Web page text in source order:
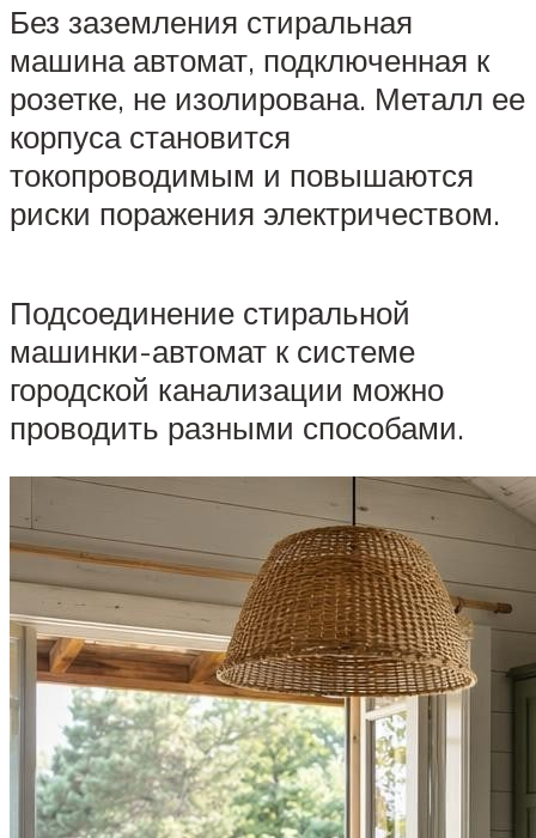
Без заземления стиральная
машина автомат, подключенная к
розетке, не изолирована. Металл ее
корпуса становится
токопроводимым и повышаются
риски поражения электричеством.
Подсоединение стиральной
машинки-автомат к системе
городской канализации можно
проводить разными способами.